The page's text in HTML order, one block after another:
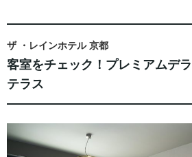
ザ ・レインホテル 京都
客室をチェック！プレミアムデ
テラス